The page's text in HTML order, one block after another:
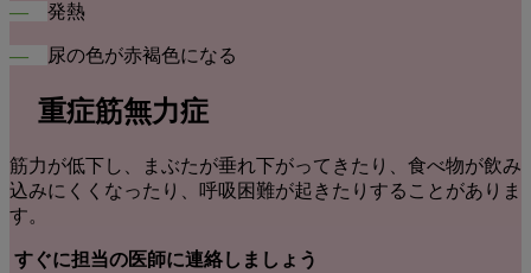
― 発熱
― 尿の色が赤褐色になる
重症筋無力症
筋力が低下し、まぶたが垂れ下がってきたり、食べ物が飲み
込みにくくなったり、呼吸困難が起きたりすることがありま
す。
すぐに担当の医師に連絡しましょう